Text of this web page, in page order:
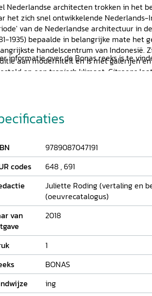
Nederlandse architecten trokken in het
het zich snel ontwikkelende Nederlands-
van de Nederlandse architectuur in
1935) bepaalde in belangrijke mate het
handelscentrum van Indonesië.
aan moderniteit en is met galerijen
op een tropisch klimaat. Citroens
voor Borsumij, is een
met een plat dak, uitgevoerd in
zoals goed te
van de villa Tan Tjwan Bie, waar hij
met bijzondere geometrische patronen.
de Universiteit van Brawijaya in Indonesië.
informatie over de Bonas reeks is te
9789087047191
codes
648 ,691
Juliette Roding (vertaling en
(oeuvrecatalogus)
van
2018
1
BONAS
ing